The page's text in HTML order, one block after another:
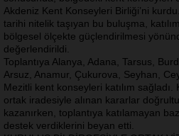
Akdeniz Kent Konseyleri Birliği’ni
tarihi nitelik taşıyan bu buluşma,
bölgesel ölçekte güçlendirilmesi
değerlendirildi.
Toplantıya Alanya, Adana, Tarsus,
Arsuz, Anamur, Çukurova, Seyhan,
Mezitli kent konseyleri katılım sağladı.
ortak iradesiyle alınan kararlar
kazanırken, toplantıya katılamayan
destek verdiklerini beyan etti.